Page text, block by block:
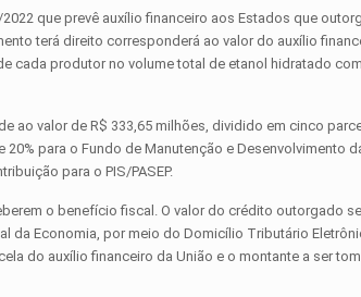
que prevê auxílio financeiro aos Estados que
terá direito corresponderá ao valor do auxílio
cada produtor no volume total de etanol hidratado
ao valor de R$ 333,65 milhões, dividido em cinco
para o Fundo de Manutenção e Desenvolvimento
para o PIS/PASEP.
o benefício fiscal. O valor do crédito outorgado
da Economia, por meio do Domicílio Tributário
do auxílio financeiro da União e o montante a ser